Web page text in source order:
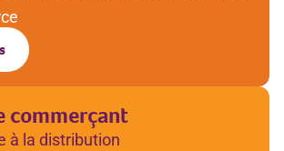
commerçant
à la distribution